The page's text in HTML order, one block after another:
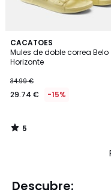
CACATOES
Mules de doble correa Belo
Horizonte
34.99 €
29.74 € -15%
5
/
5
5
/
Descubre: